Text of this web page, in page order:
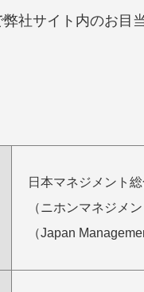
社サイト内のお目
日本マネジメント
（ニホンマネジメ
（Japan